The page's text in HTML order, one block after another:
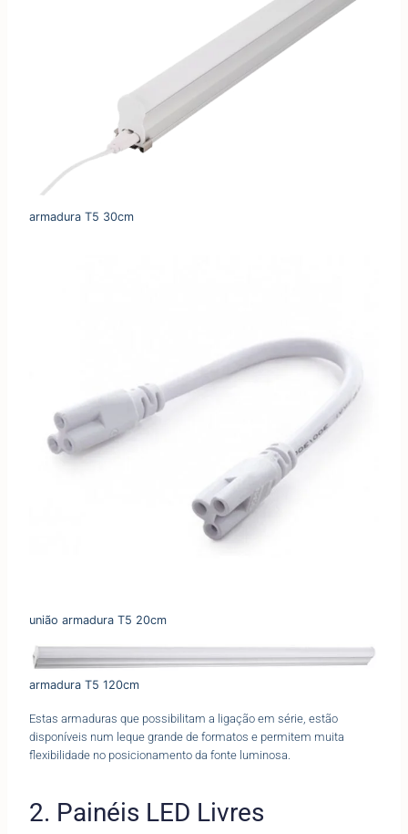
armadura T5 30cm
união armadura T5 20cm
armadura T5 120cm
Estas armaduras que possibilitam a ligação em série, estão
disponíveis num leque grande de formatos e permitem muita
flexibilidade no posicionamento da fonte luminosa.
2. Painéis LED Livres